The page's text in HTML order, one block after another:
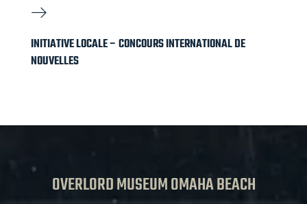
INITIATIVE LOCALE – CONCOURS INTERNATIONAL DE
NOUVELLES
OVERLORD MUSEUM OMAHA BEACH